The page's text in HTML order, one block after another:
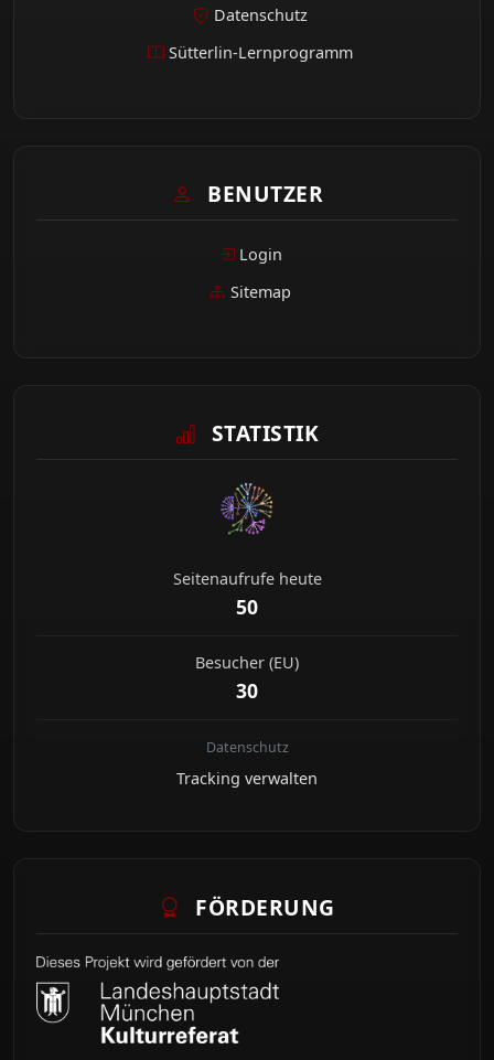
Datenschutz
Sütterlin-Lernprogramm
BENUTZER
Login
Sitemap
STATISTIK
Seitenaufrufe heute
50
Besucher (EU)
30
Datenschutz
Tracking verwalten
FÖRDERUNG